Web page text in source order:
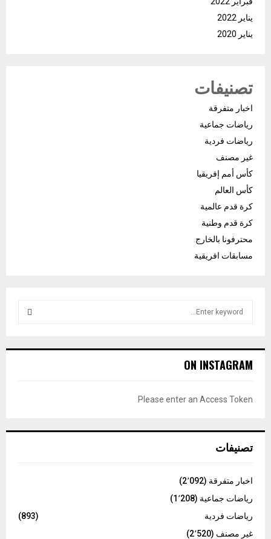
يناير 2022
يناير 2020
تصنيفات
اخبار متفرقة
رياضات جماعية
رياضات فردية
غير مصنف
كأس أمم إفريقيا
كأس العالم
كرة قدم عالمية
كرة قدم وطنية
محترفونا بالخارج
مسابقات افريقية
h
C
ON INSTAGRAM
Please enter an Access Token
تصنيفات
اخبار متفرقة (2٬092)
رياضات جماعية (1٬208)
رياضات فردية
(893)
غير مصنف (2٬520)